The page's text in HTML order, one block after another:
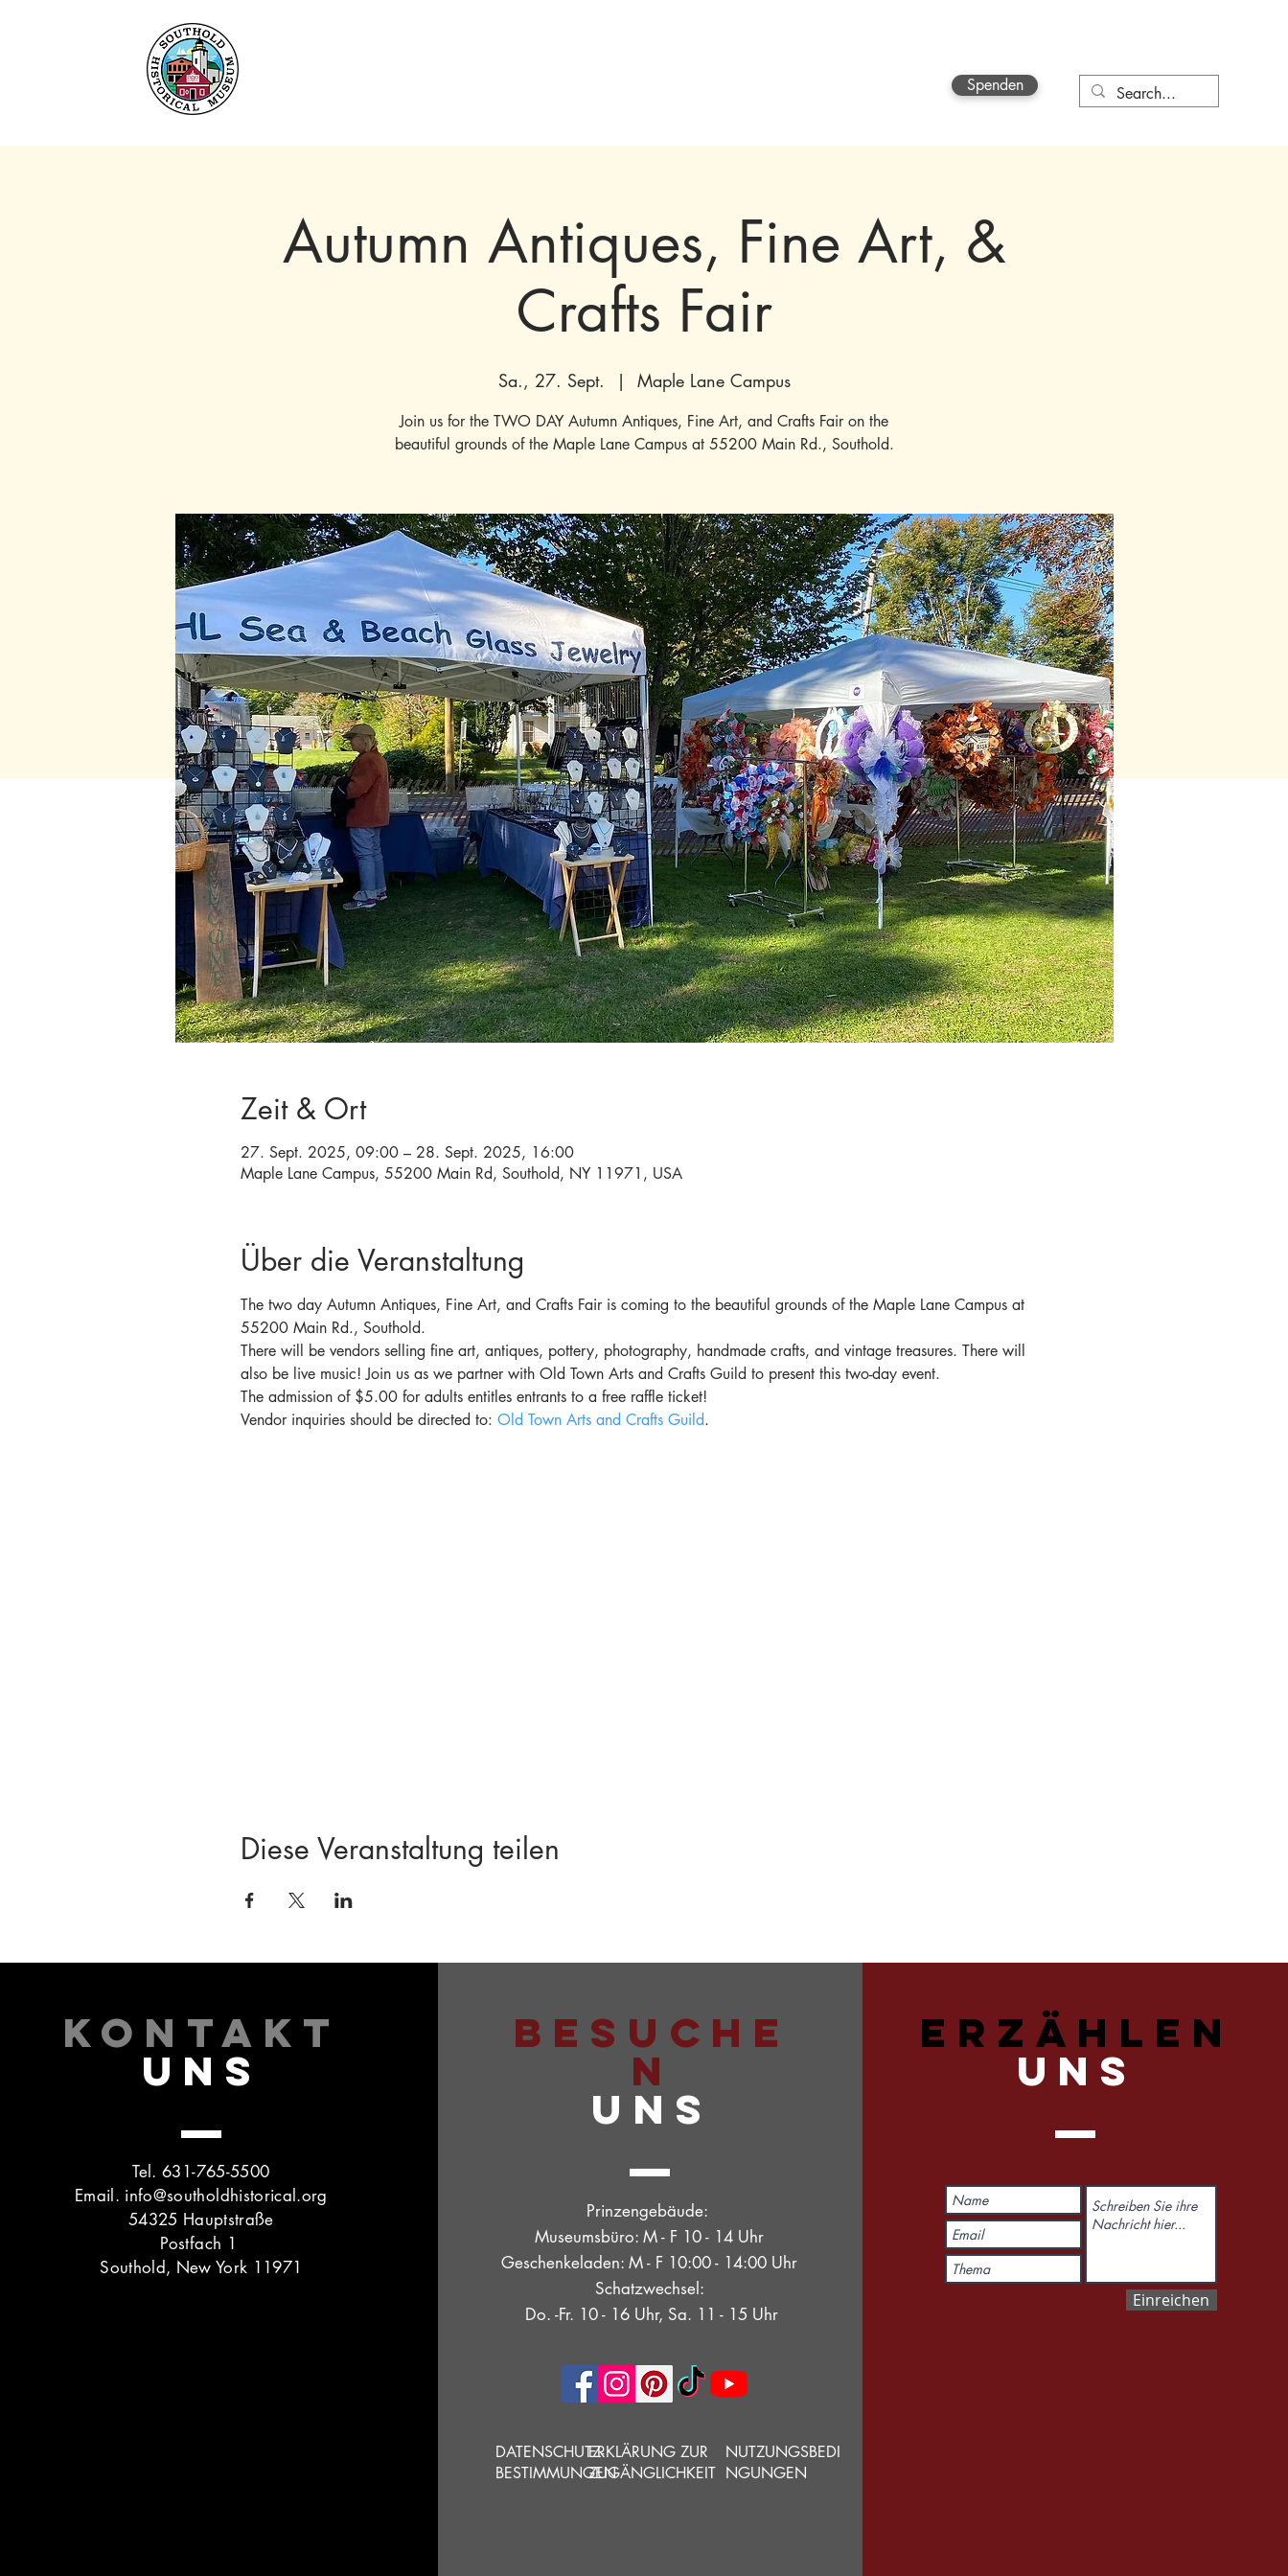
Spenden
Autumn Antiques, Fine Art, &
Crafts Fair
Sa., 27. Sept.
  |
Maple Lane Campus
Join us for the TWO DAY Autumn Antiques, Fine Art, and Crafts Fair on the
Zeit & Ort
27. Sept. 2025, 09:00 – 28. Sept. 2025, 16:00
Maple Lane Campus, 55200 Main Rd, Southold, NY 11971, USA
Über die Veranstaltung
The two day Autumn Antiques, Fine Art, and Crafts Fair is coming to the beautiful grounds of the Maple Lane Campus at
55200 Main Rd., Southold.
There will be vendors selling fine art, antiques, pottery, photography, handmade crafts, and vintage treasures. There will
also be live music! Join us as we partner with Old Town Arts and Crafts Guild to present this two-day event.
The admission of $5.00 for adults entitles entrants to a free raffle ticket!
Vendor inquiries should be directed to: Old Town Arts and Crafts Guild.
Diese Veranstaltung teilen
KONTAKT
UNS
Tel. 631-765-5500
Email. info@southoldhistorical.org
54325 Hauptstraße
Postfach 1
Southold, New York 11971
BESUCHE
N
UNS
Prinzengebäude:
Museumsbüro: M - F 10 - 14 Uhr
Geschenkeladen: M - F 10:00 - 14:00 Uhr
Schatzwechsel:
Do. -Fr. 10 - 16 Uhr, Sa. 11 - 15 Uhr
DATENSCHUTZ-
BESTIMMUNGEN
ERKLÄRUNG ZUR
ZUGÄNGLICHKEIT
NUTZUNGSBEDI
NGUNGEN
ERZÄHLEN
UNS
Einreichen